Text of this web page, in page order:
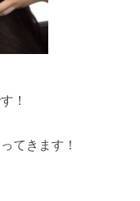
！
てきます！